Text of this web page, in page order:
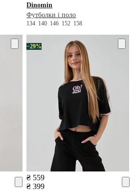
Dinomin
Футболки і поло
134 140 146 152 158
−29%
₴ 559
₴ 399